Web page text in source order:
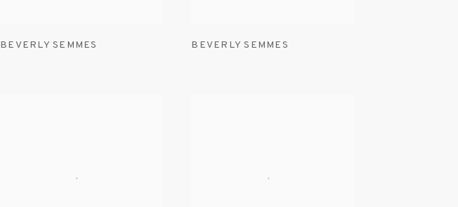
BEVERLY SEMMES BEVERLY SEMMES